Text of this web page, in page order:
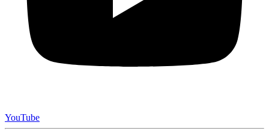
YouTube